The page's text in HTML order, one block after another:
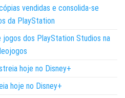
vendidas e consolida-se
da PlayStation
jogos dos PlayStation Studios na
hoje no Disney+
hoje no Disney+